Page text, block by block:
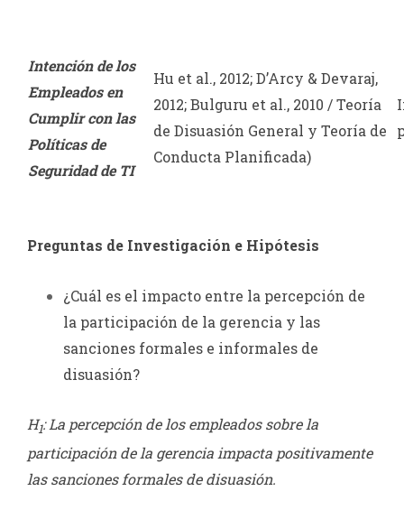
Intención de los
Empleados en
Cumplir con las
Políticas de
Seguridad de TI
Hu et al., 2012; D’Arcy & Devaraj,
2012; Bulguru et al., 2010 / Teoría
de Disuasión General y Teoría de
Conducta Planificada)
Preguntas de Investigación e Hipótesis
¿Cuál es el impacto entre la percepción de
la participación de la gerencia y las
sanciones formales e informales de
disuasión?
H1: La percepción de los empleados sobre la
participación de la gerencia impacta positivamente
las sanciones formales de disuasión.